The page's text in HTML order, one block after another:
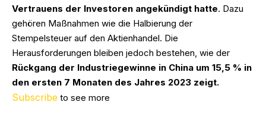
Vertrauens der Investoren angekündigt hatte. Dazu
gehören Maßnahmen wie die Halbierung der
Stempelsteuer auf den Aktienhandel. Die
Herausforderungen bleiben jedoch bestehen, wie der
Rückgang der Industriegewinne in China um 15,5 % in
den ersten 7 Monaten des Jahres 2023 zeigt.
Subscribe to see more